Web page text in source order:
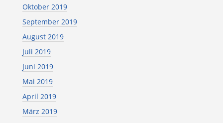
Oktober 2019
September 2019
August 2019
Juli 2019
Juni 2019
Mai 2019
April 2019
März 2019